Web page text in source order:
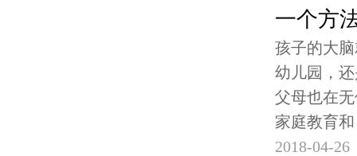
一个方
孩子的大
幼儿园，
父母也在
家庭教育和
2018-04-26